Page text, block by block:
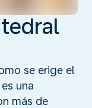
se erige el
una
más de